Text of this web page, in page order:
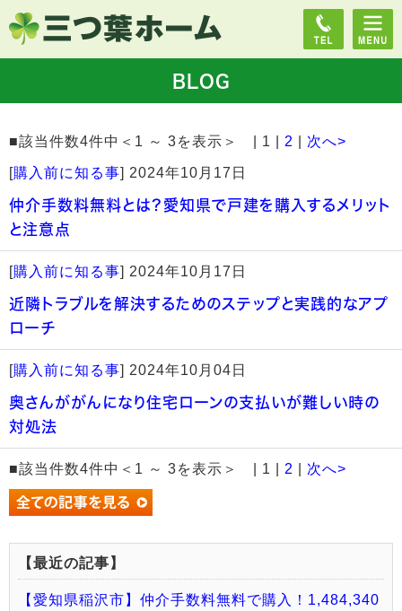
BLOG
■該当件数4件中＜1 ～ 3を表示＞ | 1 | 2 次へ>
[購入前に知る事] 2024年10月17日
仲介手数料無料とは？愛知県で戸建を購入するメリット
と注意点
[購入前に知る事] 2024年10月17日
近隣トラブルを解決するためのステップと実践的なアプ
ローチ
[購入前に知る事] 2024年10月04日
奥さんががんになり住宅ローンの支払いが難しい時の
対処法
■該当件数4件中＜1 ～ 3を表示＞ | 1 | 2 次へ>
【最近の記事】
【愛知県稲沢市】仲介手数料無料で購入！1,484,340